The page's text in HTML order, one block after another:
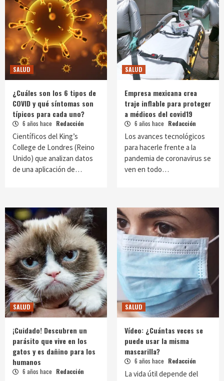
SALUD
¿Cuáles son los 6 tipos de
COVID y qué síntomas son
típicos para cada uno?
6 años hace Redacción
Científicos del King’s
College de Londres (Reino
Unido) que analizan datos
de una aplicación de…
SALUD
Empresa mexicana crea
traje inflable para proteger
a médicos del covid19
6 años hace Redacción
Los avances tecnológicos
para hacerle frente a la
pandemia de coronavirus se
ven en todo…
SALUD
¡Cuidado! Descubren un
parásito que vive en los
gatos y es dañino para los
humanos
6 años hace Redacción
SALUD
Vídeo: ¿Cuántas veces se
puede usar la misma
mascarilla?
6 años hace Redacción
La vida útil depende del